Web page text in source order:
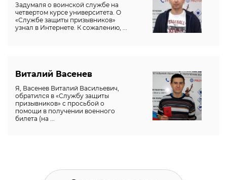
Задумаля о воинской службе на
четвертом курсе университета. О
«Службе защиты призывников»
узнал в Интернете. К сожалению, ...
Виталий Васенев
Я, Васенев Виталий Васильевич,
обратился в «Службу защиты
призывников» с просьбой о
помощи в получении военного
билета (на ...